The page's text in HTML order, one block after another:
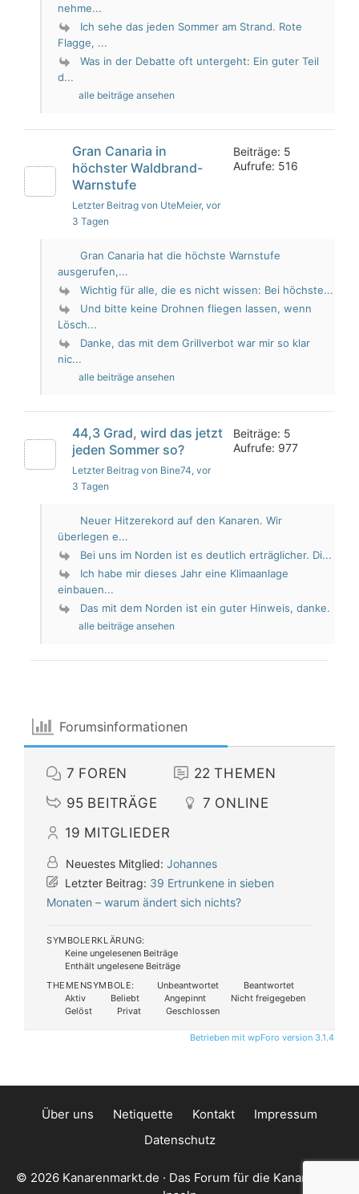
nehme...
Ich sehe das jeden Sommer am Strand. Rote
Flagge, ...
Was in der Debatte oft untergeht: Ein guter Teil
d...
alle beiträge ansehen
Gran Canaria in
höchster Waldbrand-
Warnstufe
Letzter Beitrag von UteMeier, vor
3 Tagen
Beiträge: 5
Aufrufe: 516
Gran Canaria hat die höchste Warnstufe
ausgerufen,...
Wichtig für alle, die es nicht wissen: Bei höchste...
Und bitte keine Drohnen fliegen lassen, wenn
Lösch...
Danke, das mit dem Grillverbot war mir so klar
nic...
alle beiträge ansehen
44,3 Grad, wird das jetzt
jeden Sommer so?
Letzter Beitrag von Bine74, vor
3 Tagen
Beiträge: 5
Aufrufe: 977
Neuer Hitzerekord auf den Kanaren. Wir
überlegen e...
Bei uns im Norden ist es deutlich erträglicher. Di...
Ich habe mir dieses Jahr eine Klimaanlage
einbauen...
Das mit dem Norden ist ein guter Hinweis, danke.
alle beiträge ansehen
Forumsinformationen
7 FOREN 22 THEMEN
95 BEITRÄGE 7 ONLINE
19 MITGLIEDER
Neuestes Mitglied: Johannes
Letzter Beitrag: 39 Ertrunkene in sieben
Monaten – warum ändert sich nichts?
SYMBOLERKLÄRUNG:
Keine ungelesenen Beiträge
Enthält ungelesene Beiträge
THEMENSYMBOLE:
Unbeantwortet
Beantwortet
Aktiv
Beliebt Angepinnt
Nicht freigegeben
Gelöst
Privat Geschlossen
Betrieben mit wpForo version 3.1.4
Über uns Netiquette Kontakt
Impressum
Datenschutz
© 2026 Kanarenmarkt.de · Das Forum für die Kanarischen